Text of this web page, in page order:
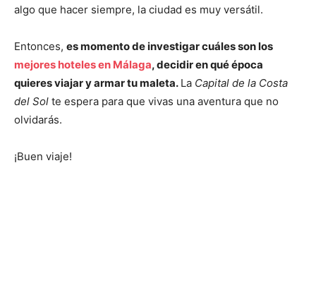
algo que hacer siempre, la ciudad es muy versátil.
Entonces, es momento de investigar cuáles son los
mejores hoteles en Málaga, decidir en qué época
quieres viajar y armar tu maleta. La Capital de la Costa
del Sol te espera para que vivas una aventura que no
olvidarás.
¡Buen viaje!